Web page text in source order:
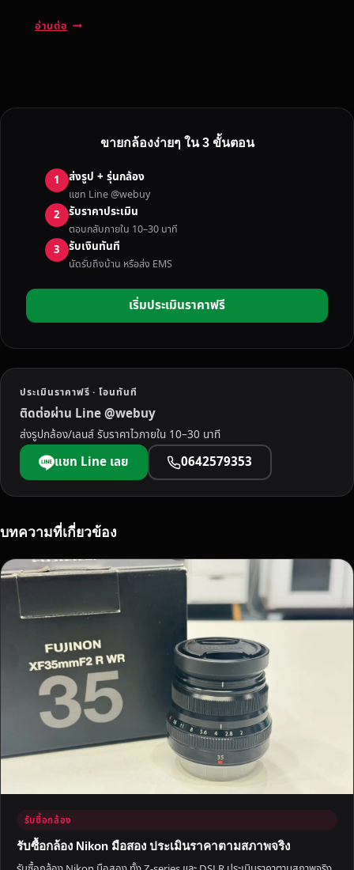
อ่านต่อ
ล้
U
J
I
ฟู
จิ
ค
า
ดี
สุ
ด
ไ
ป
รั
ถึ
ที่
ขายกล้องง่ายๆ ใน 3 ขั้นตอน
1 ส่งรูป + รุ่นกล้อง
แชท Line @webuy
2 รับราคาประเมิน
ตอบกลับภายใน 10–30 นาที
3 รับเงินทันที
นัดรับถึงบ้าน หรือส่ง EMS
เริ่มประเมินราคาฟรี
ประเมินราคาฟรี · โอนทันที
ติดต่อผ่าน Line @webuy
ส่งรูปกล้อง/เลนส์ รับราคาไวภายใน 10–30 นาที
แชท Line เลย 0642579353
บทความที่เกี่ยวข้อง
รับซื้อกล้อง
รับซื้อกล้อง Nikon มือสอง ประเมินราคาตามสภาพจริง